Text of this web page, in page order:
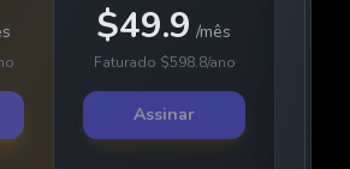
$49.9 /mês
Faturado $598.8/ano
Assinar